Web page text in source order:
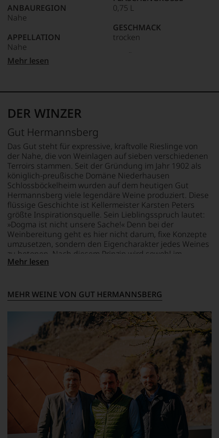
ANBAUREGION
Nahe
APPELLATION
Nahe
QUALITÄTSSTUFE
REBSORTEN
8 °C
ALKOHOLGEHALT
12 % Vol.
RESTSÜSSE
5,4 g/L
SÄUREGEHALT
6,9 g/L
LAGERPOTENTIAL
2028
0,75 L
GESCHMACK
trocken
0 g
davon Zucker: 0,5 g
EIWEISS
0 g
SALZ
0 g
ZUTATEN
Trauben, Saccharose,
Säureregulator E334,
Konservierungsstoff:
SULFITE, Stabilisator: E466,
Kohlendioxid.
Mehr lesen
DER WINZER
Gut Hermannsberg
Das Gut steht für expressive, kraftvolle Rieslinge von
der Nahe, die von Weinlagen auf sieben verschiedenen
Terroirs stammen. Seit der Gründung im Jahr 1902 als
königlich-preußische Domäne Niederhausen
Schlossböckelheim wurden auf dem heutigen Gut
Hermannsberg viele legendäre Weine produziert. Diese
flüssige Geschichte ist Kellermeister Karsten Peters
größte Inspirationsquelle. Sein Lieblingsspruch lautet:
»Dogma ist nicht unsere Sache!« Denn bei der
Weinbereitung geht es hier nicht darum, fixe Konzepte
umzusetzen, sondern den Eigencharakter jedes Weines
zu betonen. Nach diesem Prinzip wird sowohl im
Weinberg als auch im Keller gearbeitet. Eine
ichtung und Vision zugleich: Das Gut und seine
einmalig schönen Weinberge sollen auch für zukünftige
Generationen bewahrt werden.
Mehr lesen
MEHR WEINE VON GUT HERMANNSBERG